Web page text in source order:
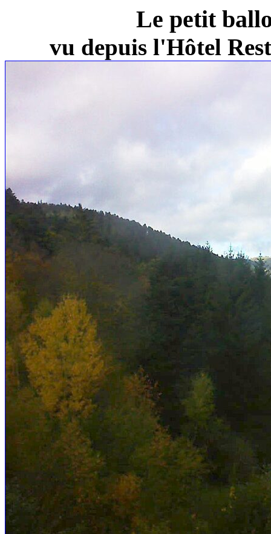
Le petit
vu depuis l'Hôtel